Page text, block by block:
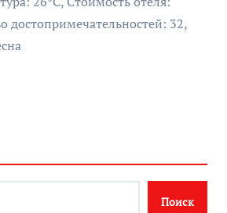
достопримечательностей: 32,
Поиск